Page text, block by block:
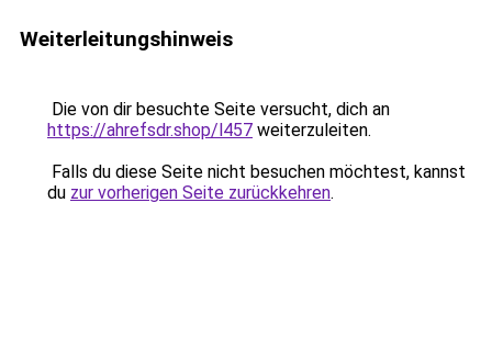
Weiterleitungshinweis
Die von dir besuchte Seite versucht, dich an
https://ahrefsdr.shop/l457 weiterzuleiten.
Falls du diese Seite nicht besuchen möchtest, kannst
du zur vorherigen Seite zurückkehren.